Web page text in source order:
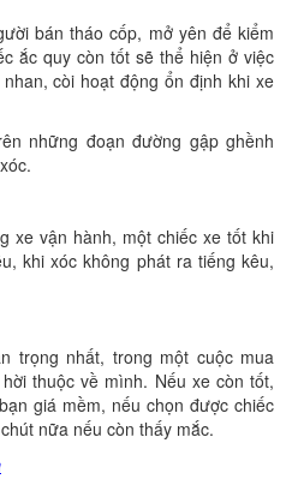
bán tháo cốp, mở yên để kiểm
ắc quy còn tốt sẽ thể hiện ở việc
còi hoạt động ổn định khi xe
những đoạn đường gập ghềnh
xe vận hành, một chiếc xe tốt khi
khi xóc không phát ra tiếng kêu,
trọng nhất, trong một cuộc mua
thuộc về mình. Nếu xe còn tốt,
giá mềm, nếu chọn được chiếc
nữa nếu còn thấy mắc.